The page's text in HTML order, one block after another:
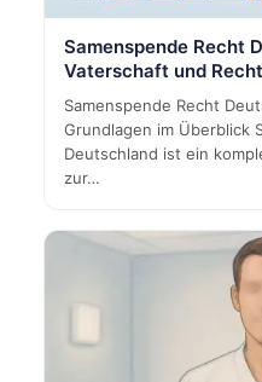
Samenspende Recht
Vaterschaft und
Samenspende Recht
Grundlagen im Überblick
Deutschland ist ein
zur…